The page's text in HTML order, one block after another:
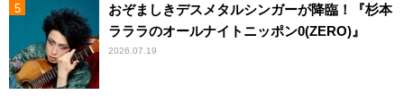
おぞましきデスメタルシンガーが降臨！『杉本
ラララのオールナイトニッポン0(ZERO)』
2026.07.19